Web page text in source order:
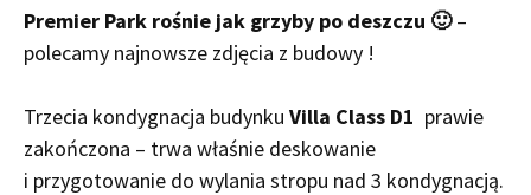
Premier Park rośnie jak grzyby po deszczu 🙂–
polecamy najnowsze zdjęcia z budowy !
Trzecia kondygnacja budynku Villa Class D1 prawie
zakończona – trwa właśnie deskowanie
i przygotowanie do wylania stropu nad 3 kondygnacją.